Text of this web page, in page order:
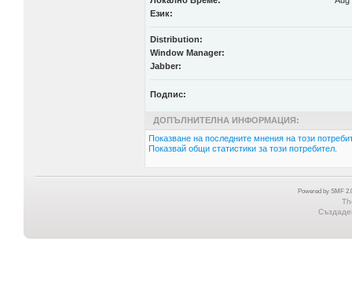
Език:
Distribution:
Window Manager:
Jabber:
Подпис:
ДОПЪЛНИТЕЛНА ИНФОРМАЦИЯ:
Показване на последните мнения на този
Показвай общи статистики за този потребител.
Powered by SMF